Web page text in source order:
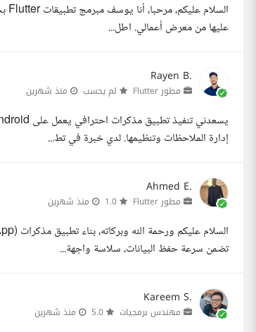
عليها من معرض أعمالي. اطل...
Rayen B.
مطور Flutter لم يحسب منذ شهرين
إدارة الملاحظات وتنظيمها. لدي خبرة في تط...
Ahmed E.
مطور Flutter منذ شهرين
تضمن سرعة حفظ البيانات، سلاسة واجهة...
Kareem S.
مهندس برمجيات منذ شهرين